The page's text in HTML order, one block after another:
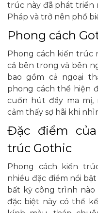
trúc này đã phát triển
Pháp và trở nên phổ
Phong cách
Phong cách kiến trúc
cả bên trong và bên
bao gồm cả ngoại
phong cách thể hiện
cuốn hút đầy ma mị,
cảm thấy sợ hãi khi
Đặc điểm
trúc Gothic
Phong cách kiến
nhiều đặc điểm nổi
bất kỳ công trình nào
đặc biệt này có thể